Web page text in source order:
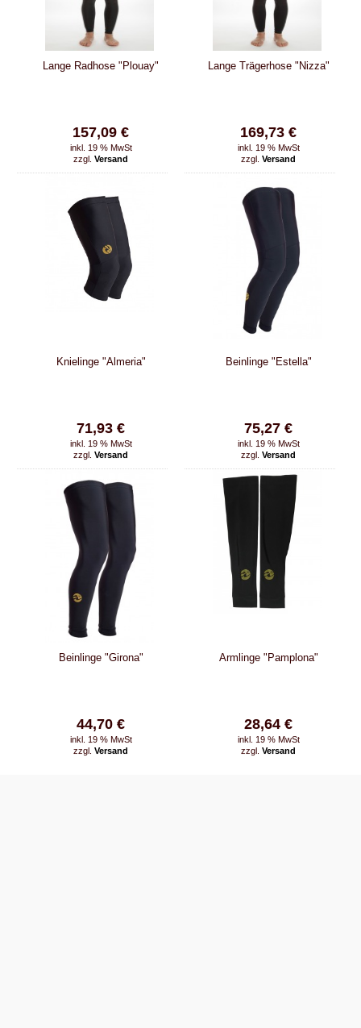
Lange Radhose "Plouay"
157,09 €
inkl. 19 % MwSt
zzgl. Versand
Lange Trägerhose "Nizza"
169,73 €
inkl. 19 % MwSt
zzgl. Versand
Knielinge "Almeria"
71,93 €
inkl. 19 % MwSt
zzgl. Versand
Beinlinge "Estella"
75,27 €
inkl. 19 % MwSt
zzgl. Versand
Beinlinge "Girona"
44,70 €
inkl. 19 % MwSt
zzgl. Versand
Armlinge "Pamplona"
28,64 €
inkl. 19 % MwSt
zzgl. Versand